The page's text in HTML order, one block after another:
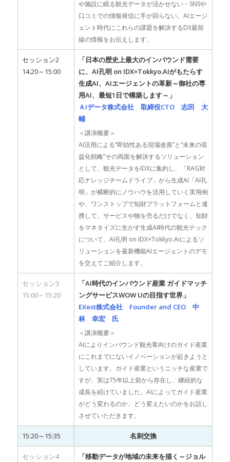
や施設に眠る観光データが活かせない・SNSや
口コミでの情報発信に手が回らない。AIエージ
ェント時代にこれらの課題を解決するDX最前
線の情報をお伝えします。
セッション2
14:20～15:00
「日本の歴史上最大のインバウンド需要
に、AI孔明 on IDX×Tokkyo.AIがもたらす
生成AI、AIエージェントの革新～御社の専
用AI、最短1日で構築します～」
ＡIデータ株式会社 取締役CTO 志田 大
輔
＜講演概要＞
AI活用による“即効性ある現場改善”と“未来の収
益化戦略”その両面を解決するソリューション
として、観光データをIDXに集約し、「RAG対
応ナレッジチームドライブ」から生成AI「AI孔
明」が横断的にノウハウを活用していく実用例
や、ワンストップで知財プラットフォームと連
携して、サービスや物を売るだけでなく、知財
をマネタイズに生かす生成AI時代の観光テック
について、AI孔明 on IDX×Tokkyo.Aiによるソ
リューションを最新機能AIエージェントのデモ
を交えてご紹介します。
セッション3
15:00～15:20
「AI時代のインバウンド産業 ガイドマッチ
ングサービスWOW Uの目指す世界」
EXest株式会社 Founder and CEO 中
林 幸宏 氏
＜講演概要＞
AIによりインバウンド観光客向けのガイド産業
にこれまでにないイノベーションが起きようと
しています。ガイド産業というニッチな産業で
すが、実は75年以上前から存在し、継続的な
成長を続けていました。AIによってガイド産業
がどう変わるのか、どう変えたいのかをお話し
させていただきます。
15:20～15:35 名刺交換
セッション4
「移動データが地域の未来を描く～ジョル